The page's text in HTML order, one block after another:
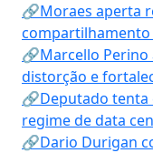
🔗Moraes aperta
compartilhamento
🔗Marcello Perino
distorção e
🔗Deputado tenta
regime de data
🔗Dario Durigan